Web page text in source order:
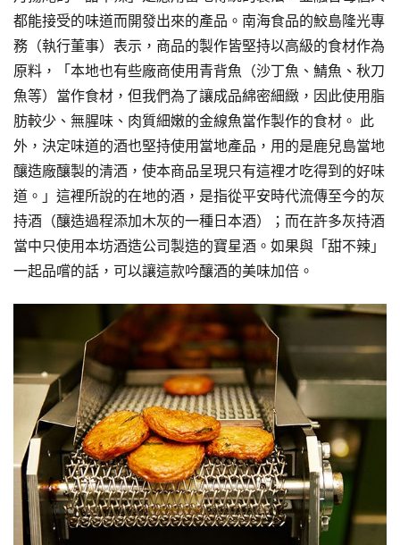
都能接受的味道而開發出來的產品。南海食品的鮫島隆光專
務（執行董事）表示，商品的製作皆堅持以高級的食材作為
原料，「本地也有些廠商使用青背魚（沙丁魚、鯖魚、秋刀
魚等）當作食材，但我們為了讓成品綿密細緻，因此使用脂
肪較少、無腥味、肉質細嫩的金線魚當作製作的食材。 此
外，決定味道的酒也堅持使用當地產品，用的是鹿兒島當地
釀造廠釀製的清酒，使本商品呈現只有這裡才吃得到的好味
道。」這裡所說的在地的酒，是指從平安時代流傳至今的灰
持酒（釀造過程添加木灰的一種日本酒）；而在許多灰持酒
當中只使用本坊酒造公司製造的寶星酒。如果與「甜不辣」
一起品嚐的話，可以讓這款吟釀酒的美味加倍。